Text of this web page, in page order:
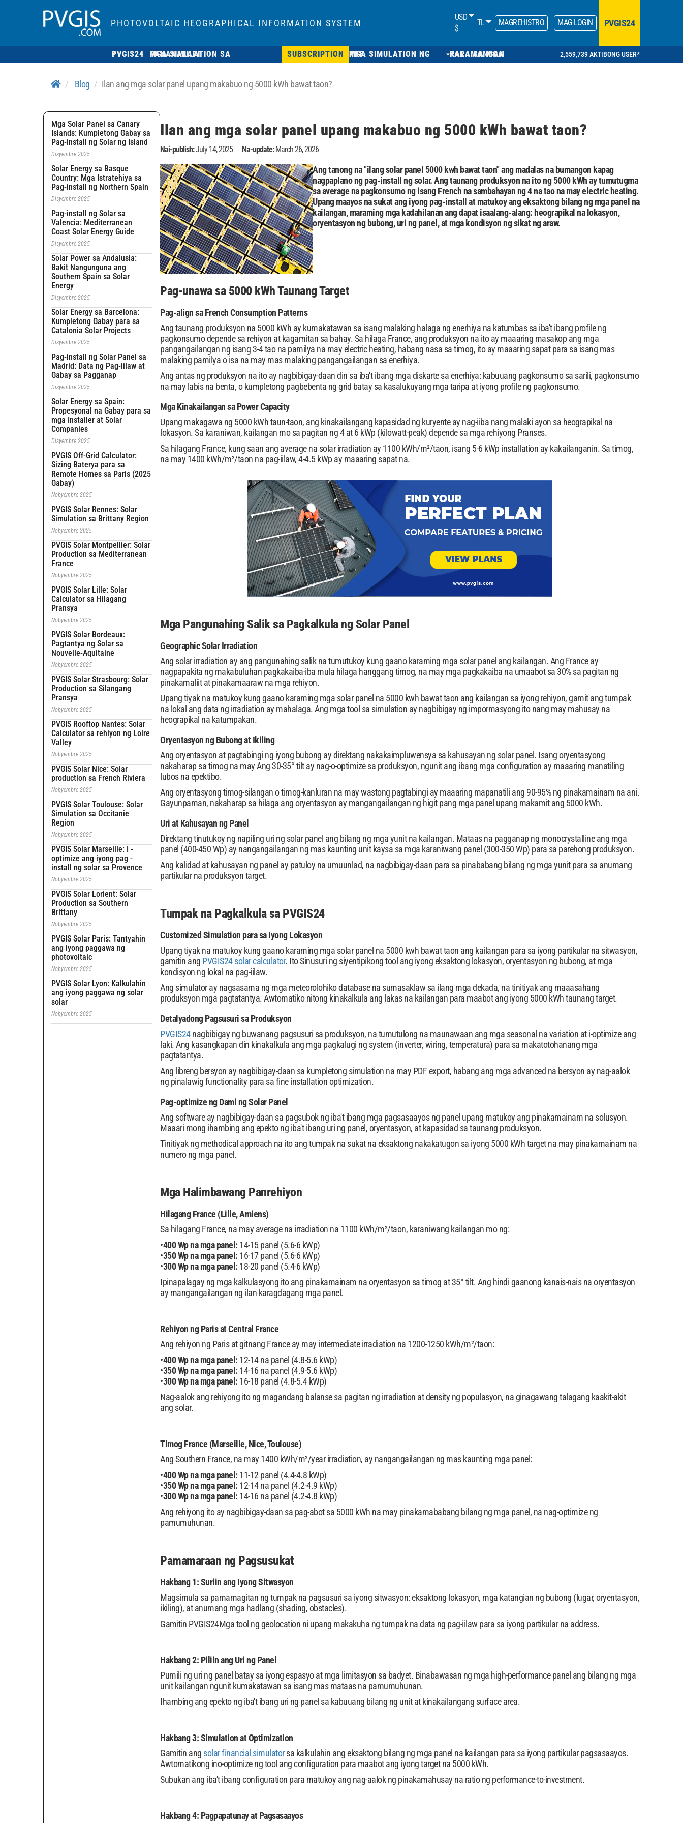
PHOTOVOLTAIC HEOGRAPHICAL INFORMATION SYSTEM
USD
$
TL MAGREHISTRO MAG-LOGIN PVGIS24
PVGIS24 ? MGA SIMULATION SA PANANALAPI SUBSCRIPTION MGA SIMULATION NG PDF PARA SA MGA KALAMANGAN 2,559,739 AKTIBONG USER*
Blog Ilan ang mga solar panel upang makabuo ng 5000 kWh bawat taon?
Mga Solar Panel sa Canary
Islands: Kumpletong Gabay sa
Pag-install ng Solar ng Island
Disyembre 2025
Solar Energy sa Basque
Country: Mga Istratehiya sa
Pag-install ng Northern Spain
Disyembre 2025
Pag-install ng Solar sa
Valencia: Mediterranean
Coast Solar Energy Guide
Disyembre 2025
Solar Power sa Andalusia:
Bakit Nangunguna ang
Southern Spain sa Solar
Energy
Disyembre 2025
Solar Energy sa Barcelona:
Kumpletong Gabay para sa
Catalonia Solar Projects
Disyembre 2025
Pag-install ng Solar Panel sa
Madrid: Data ng Pag-iilaw at
Gabay sa Pagganap
Disyembre 2025
Solar Energy sa Spain:
Propesyonal na Gabay para sa
mga Installer at Solar
Companies
Disyembre 2025
PVGIS Off-Grid Calculator:
Sizing Baterya para sa
Remote Homes sa Paris (2025
Gabay)
Nobyembre 2025
PVGIS Solar Rennes: Solar
Simulation sa Brittany Region
Nobyembre 2025
PVGIS Solar Montpellier: Solar
Production sa Mediterranean
France
Nobyembre 2025
PVGIS Solar Lille: Solar
Calculator sa Hilagang
Pransya
Nobyembre 2025
PVGIS Solar Bordeaux:
Pagtantya ng Solar sa
Nouvelle-Aquitaine
Nobyembre 2025
PVGIS Solar Strasbourg: Solar
Production sa Silangang
Pransya
Nobyembre 2025
PVGIS Rooftop Nantes: Solar
Calculator sa rehiyon ng Loire
Valley
Nobyembre 2025
PVGIS Solar Nice: Solar
production sa French Riviera
Nobyembre 2025
PVGIS Solar Toulouse: Solar
Simulation sa Occitanie
Region
Nobyembre 2025
PVGIS Solar Marseille: I -
optimize ang iyong pag -
install ng solar sa Provence
Nobyembre 2025
PVGIS Solar Lorient: Solar
Production sa Southern
Brittany
Nobyembre 2025
PVGIS Solar Paris: Tantyahin
ang iyong paggawa ng
photovoltaic
Nobyembre 2025
PVGIS Solar Lyon: Kalkulahin
ang iyong paggawa ng solar
solar
Nobyembre 2025
Ilan ang mga solar panel upang makabuo ng 5000 kWh bawat taon?
Nai-publish:July 14, 2025 Na-update: March 26, 2026
Ang tanong na "ilang solar panel 5000 kwh bawat taon" ang madalas na bumangon kapag
nagpaplano ng pag-install ng solar. Ang taunang produksyon na ito ng 5000 kWh ay tumutugma
sa average na pagkonsumo ng isang French na sambahayan ng 4 na tao na may electric heating.
Upang maayos na sukat ang iyong pag-install at matukoy ang eksaktong bilang ng mga panel na
kailangan, maraming mga kadahilanan ang dapat isaalang-alang: heograpikal na lokasyon,
oryentasyon ng bubong, uri ng panel, at mga kondisyon ng sikat ng araw.
Pag-unawa sa 5000 kWh Taunang Target
Pag-align sa French Consumption Patterns
Ang taunang produksyon na 5000 kWh ay kumakatawan sa isang malaking halaga ng enerhiya na katumbas sa iba't ibang profile ng
pagkonsumo depende sa rehiyon at kagamitan sa bahay. Sa hilaga France, ang produksyon na ito ay maaaring masakop ang mga
pangangailangan ng isang 3-4 tao na pamilya na may electric heating, habang nasa sa timog, ito ay maaaring sapat para sa isang mas
malaking pamilya o isa na may mas malaking pangangailangan sa enerhiya.
Ang antas ng produksyon na ito ay nagbibigay-daan din sa iba't ibang mga diskarte sa enerhiya: kabuuang pagkonsumo sa sarili, pagkonsumo
na may labis na benta, o kumpletong pagbebenta ng grid batay sa kasalukuyang mga taripa at iyong profile ng pagkonsumo.
Mga Kinakailangan sa Power Capacity
Upang makagawa ng 5000 kWh taun-taon, ang kinakailangang kapasidad ng kuryente ay nag-iiba nang malaki ayon sa heograpikal na
lokasyon. Sa karaniwan, kailangan mo sa pagitan ng 4 at 6 kWp (kilowatt-peak) depende sa mga rehiyong Pranses.
Sa hilagang France, kung saan ang average na solar irradiation ay 1100 kWh/m²/taon, isang 5-6 kWp installation ay kakailanganin. Sa timog,
na may 1400 kWh/m²/taon na pag-iilaw, 4-4.5 kWp ay maaaring sapat na.
Mga Pangunahing Salik sa Pagkalkula ng Solar Panel
Geographic Solar Irradiation
Ang solar irradiation ay ang pangunahing salik na tumutukoy kung gaano karaming mga solar panel ang kailangan. Ang France ay
nagpapakita ng makabuluhan pagkakaiba-iba mula hilaga hanggang timog, na may mga pagkakaiba na umaabot sa 30% sa pagitan ng
pinakamaliit at pinakamaaraw na mga rehiyon.
Upang tiyak na matukoy kung gaano karaming mga solar panel na 5000 kwh bawat taon ang kailangan sa iyong rehiyon, gamit ang tumpak
na lokal ang data ng irradiation ay mahalaga. Ang mga tool sa simulation ay nagbibigay ng impormasyong ito nang may mahusay na
heograpikal na katumpakan.
Oryentasyon ng Bubong at Ikiling
Ang oryentasyon at pagtabingi ng iyong bubong ay direktang nakakaimpluwensya sa kahusayan ng solar panel. Isang oryentasyong
nakaharap sa timog na may Ang 30-35° tilt ay nag-o-optimize sa produksyon, ngunit ang ibang mga configuration ay maaaring manatiling
lubos na epektibo.
Ang oryentasyong timog-silangan o timog-kanluran na may wastong pagtabingi ay maaaring mapanatili ang 90-95% ng pinakamainam na ani.
Gayunpaman, nakaharap sa hilaga ang oryentasyon ay mangangailangan ng higit pang mga panel upang makamit ang 5000 kWh.
Uri at Kahusayan ng Panel
Direktang tinutukoy ng napiling uri ng solar panel ang bilang ng mga yunit na kailangan. Mataas na pagganap ng monocrystalline ang mga
panel (400-450 Wp) ay nangangailangan ng mas kaunting unit kaysa sa mga karaniwang panel (300-350 Wp) para sa parehong produksyon.
Ang kalidad at kahusayan ng panel ay patuloy na umuunlad, na nagbibigay-daan para sa pinababang bilang ng mga yunit para sa anumang
partikular na produksyon target.
Tumpak na Pagkalkula sa PVGIS24
Customized Simulation para sa Iyong Lokasyon
Upang tiyak na matukoy kung gaano karaming mga solar panel na 5000 kwh bawat taon ang kailangan para sa iyong partikular na sitwasyon,
gamitin ang PVGIS24 solar calculator. Ito Sinusuri ng siyentipikong tool ang iyong eksaktong lokasyon, oryentasyon ng bubong, at mga
kondisyon ng lokal na pag-iilaw.
Ang simulator ay nagsasama ng mga meteorolohiko database na sumasaklaw sa ilang mga dekada, na tinitiyak ang maaasahang
produksyon mga pagtatantya. Awtomatiko nitong kinakalkula ang lakas na kailangan para maabot ang iyong 5000 kWh taunang target.
Detalyadong Pagsusuri sa Produksyon
PVGIS24nagbibigay ng buwanang pagsusuri sa produksyon, na tumutulong na maunawaan ang mga seasonal na variation at i-optimize ang
laki. Ang kasangkapan din kinakalkula ang mga pagkalugi ng system (inverter, wiring, temperatura) para sa makatotohanang mga
pagtatantya.
Ang libreng bersyon ay nagbibigay-daan sa kumpletong simulation na may PDF export, habang ang mga advanced na bersyon ay nag-aalok
ng pinalawig functionality para sa fine installation optimization.
Pag-optimize ng Dami ng Solar Panel
Ang software ay nagbibigay-daan sa pagsubok ng iba't ibang mga pagsasaayos ng panel upang matukoy ang pinakamainam na solusyon.
Maaari mong ihambing ang epekto ng iba't ibang uri ng panel, oryentasyon, at kapasidad sa taunang produksyon.
Tinitiyak ng methodical approach na ito ang tumpak na sukat na eksaktong nakakatugon sa iyong 5000 kWh target na may pinakamainam na
numero ng mga panel.
Mga Halimbawang Panrehiyon
Hilagang France (Lille, Amiens)
Sa hilagang France, na may average na irradiation na 1100 kWh/m²/taon, karaniwang kailangan mo ng:
400 Wp na mga panel: 14-15 panel (5.6-6 kWp)
350 Wp na mga panel: 16-17 panel (5.6-6 kWp)
300 Wp na mga panel: 18-20 panel (5.4-6 kWp)
Ipinapalagay ng mga kalkulasyong ito ang pinakamainam na oryentasyon sa timog at 35° tilt. Ang hindi gaanong kanais-nais na oryentasyon
ay mangangailangan ng ilan karagdagang mga panel.
Rehiyon ng Paris at Central France
Ang rehiyon ng Paris at gitnang France ay may intermediate irradiation na 1200-1250 kWh/m²/taon:
400 Wp na mga panel: 12-14 na panel (4.8-5.6 kWp)
350 Wp na mga panel: 14-16 na panel (4.9-5.6 kWp)
300 Wp na mga panel: 16-18 panel (4.8-5.4 kWp)
Nag-aalok ang rehiyong ito ng magandang balanse sa pagitan ng irradiation at density ng populasyon, na ginagawang talagang kaakit-akit
ang solar.
Timog France (Marseille, Nice, Toulouse)
Ang Southern France, na may 1400 kWh/m²/year irradiation, ay nangangailangan ng mas kaunting mga panel:
400 Wp na mga panel: 11-12 panel (4.4-4.8 kWp)
350 Wp na mga panel: 12-14 na panel (4.2-4.9 kWp)
300 Wp na mga panel: 14-16 na panel (4.2-4.8 kWp)
Ang rehiyong ito ay nagbibigay-daan sa pag-abot sa 5000 kWh na may pinakamababang bilang ng mga panel, na nag-optimize ng
pamumuhunan.
Pamamaraan ng Pagsusukat
Hakbang 1: Suriin ang Iyong Sitwasyon
Magsimula sa pamamagitan ng tumpak na pagsusuri sa iyong sitwasyon: eksaktong lokasyon, mga katangian ng bubong (lugar, oryentasyon,
ikiling), at anumang mga hadlang (shading, obstacles).
Gamitin PVGIS24Mga tool ng geolocation ni upang makakuha ng tumpak na data ng pag-iilaw para sa iyong partikular na address.
Hakbang 2: Piliin ang Uri ng Panel
Pumili ng uri ng panel batay sa iyong espasyo at mga limitasyon sa badyet. Binabawasan ng mga high-performance panel ang bilang ng mga
unit kailangan ngunit kumakatawan sa isang mas mataas na pamumuhunan.
Ihambing ang epekto ng iba't ibang uri ng panel sa kabuuang bilang ng unit at kinakailangang surface area.
Hakbang 3: Simulation at Optimization
Gamitin ang solar financial simulatorsa kalkulahin ang eksaktong bilang ng mga panel na kailangan para sa iyong partikular pagsasaayos.
Awtomatikong ino-optimize ng tool ang configuration para maabot ang iyong target na 5000 kWh.
Subukan ang iba't ibang configuration para matukoy ang nag-aalok ng pinakamahusay na ratio ng performance-to-investment.
Hakbang 4: Pagpapatunay at Pagsasaayos